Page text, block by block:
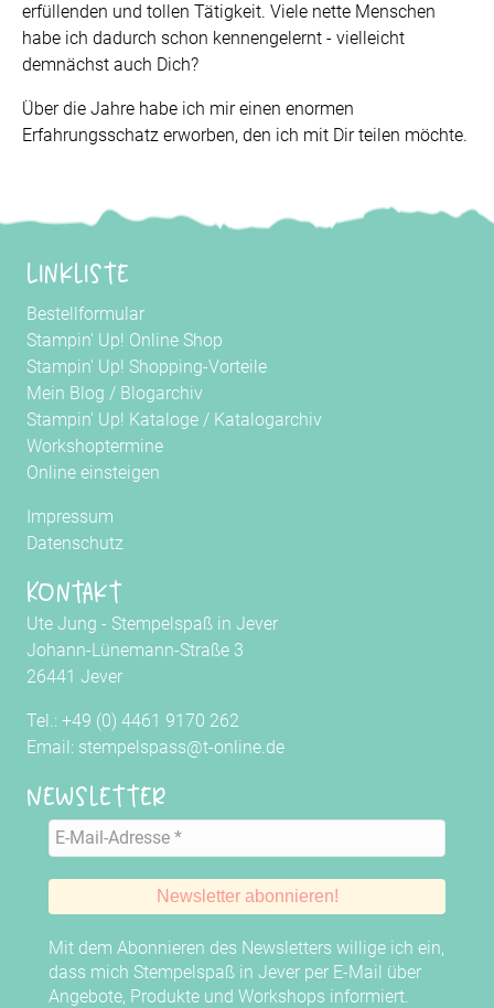
erfüllenden und tollen Tätigkeit. Viele nette Menschen
habe ich dadurch schon kennengelernt - vielleicht
demnächst auch Dich?
Über die Jahre habe ich mir einen enormen
Erfahrungsschatz erworben, den ich mit Dir teilen möchte.
Linkliste
Bestellformular
Stampin' Up! Online Shop
Stampin' Up! Shopping-Vorteile
Mein Blog / Blogarchiv
Stampin' Up! Kataloge / Katalogarchiv
Workshoptermine
Online einsteigen
Impressum
Datenschutz
Kontakt
Ute Jung - Stempelspaß in Jever
Johann-Lünemann-Straße 3
26441 Jever
Tel.: +49 (0) 4461 9170 262
Email: stempelspass@t-online.de
Newsletter
Mit dem Abonnieren des Newsletters willige ich ein,
dass mich Stempelspaß in Jever per E-Mail über
Angebote, Produkte und Workshops informiert.